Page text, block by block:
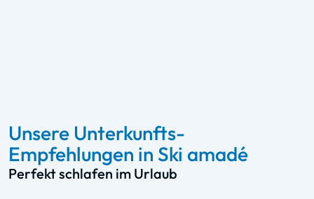
Unsere Unterkunfts-
Empfehlungen in Ski amadé
Perfekt schlafen im Urlaub